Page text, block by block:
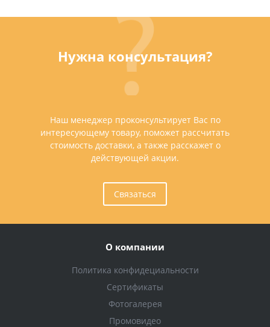
Нужна консультация?
Наш менеджер проконсультирует Вас по
интересующему товару, поможет рассчитать
стоимость доставки, а также расскажет о
действующей акции.
Связаться
О компании
Политика конфидециальности
Сертификаты
Фотогалерея
Промовидео